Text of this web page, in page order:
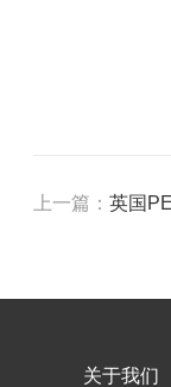
上一篇：英国
关于我们